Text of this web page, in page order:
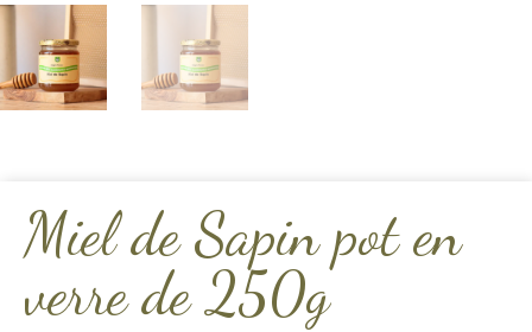
Miel de Sapin pot en
verre de 250g